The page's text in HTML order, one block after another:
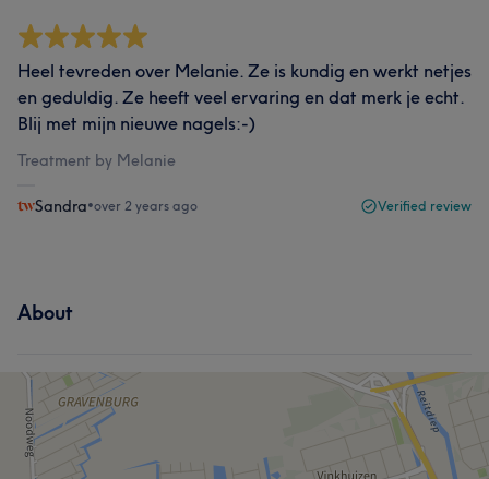
Heel tevreden over Melanie. Ze is kundig en werkt netjes
en geduldig. Ze heeft veel ervaring en dat merk je echt.
Blij met mijn nieuwe nagels:-)
Treatment by Melanie
Sandra•over 2 years ago Verified review
About